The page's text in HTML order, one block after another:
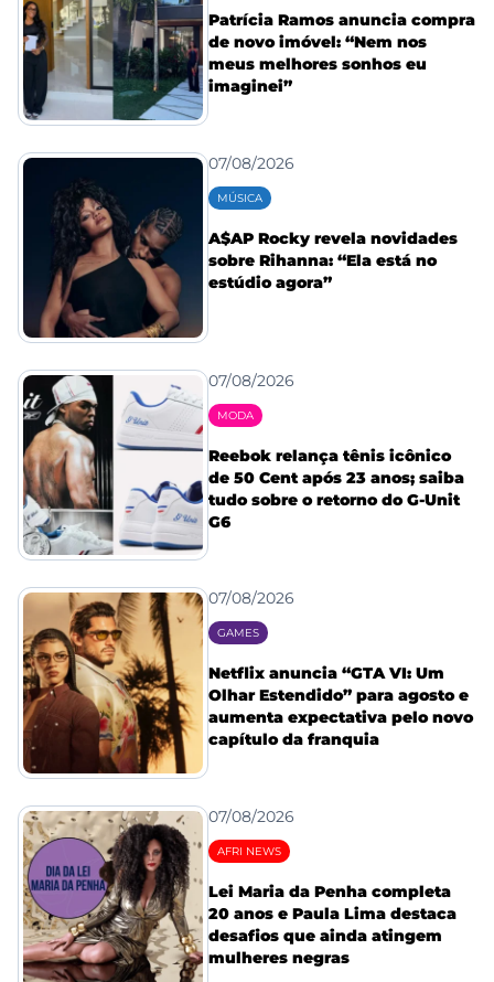
Patrícia Ramos anuncia compra
de novo imóvel: “Nem nos
meus melhores sonhos eu
imaginei”
07/08/2026
MÚSICA
A$AP Rocky revela novidades
sobre Rihanna: “Ela está no
estúdio agora”
07/08/2026
MODA
Reebok relança tênis icônico
de 50 Cent após 23 anos; saiba
tudo sobre o retorno do G-Unit
G6
07/08/2026
GAMES
Netflix anuncia “GTA VI: Um
Olhar Estendido” para agosto e
aumenta expectativa pelo novo
capítulo da franquia
07/08/2026
AFRI NEWS
Lei Maria da Penha completa
20 anos e Paula Lima destaca
desafios que ainda atingem
mulheres negras